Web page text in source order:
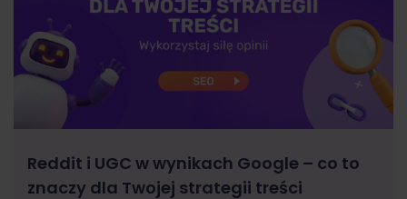
Reddit i UGC w wynikach Google – co to
znaczy dla Twojej strategii treści